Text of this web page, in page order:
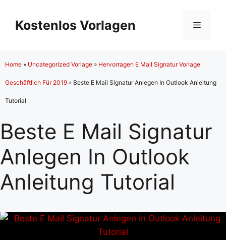
Inhalt
springen
Kostenlos Vorlagen Menü
Home » Uncategorized Vorlage » Hervorragen E Mail Signatur Vorlage
Geschäftlich Für 2019 » Beste E Mail Signatur Anlegen In Outlook Anleitung
Tutorial
Beste E Mail Signatur
Anlegen In Outlook
Anleitung Tutorial